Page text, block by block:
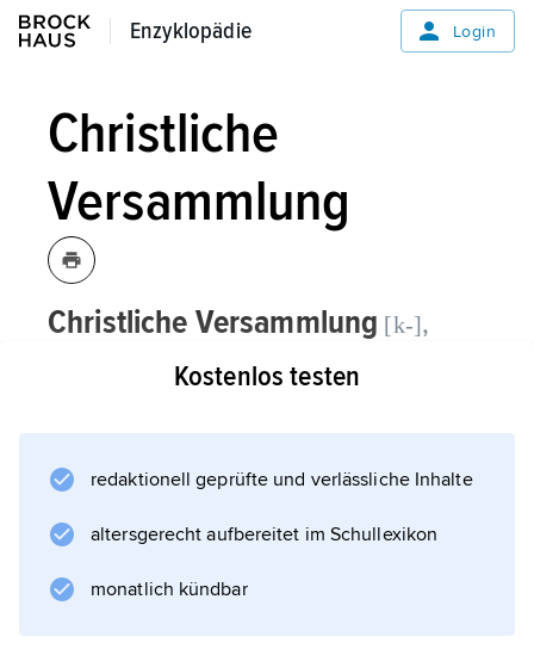
Enzyklopädie
Enzyklopädie Login
Christliche
Versammlung
Christliche Versammlung [k-],
deutsche Bezeichnung (neben
John Nelson Darby (* 1800, † 1882)
Darbysten
Kostenlos testen
redaktionell geprüfte und verlässliche Inhalte
altersgerecht aufbereitet im Schullexikon
monatlich kündbar